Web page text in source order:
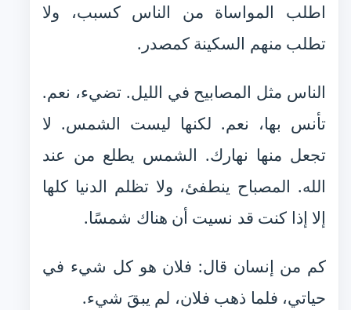
اطلب المواساة من الناس كسبب، ولا
تطلب منهم السكينة كمصدر.
الناس مثل المصابيح في الليل. تضيء، نعم.
تأنس بها، نعم. لكنها ليست الشمس. لا
تجعل منها نهارك. الشمس يطلع من عند
الله. المصباح ينطفئ، ولا تظلم الدنيا كلها
إلا إذا كنت قد نسيت أن هناك شمسًا.
كم من إنسان قال: فلان هو كل شيء في
حياتي، فلما ذهب فلان، لم يبقَ شيء.